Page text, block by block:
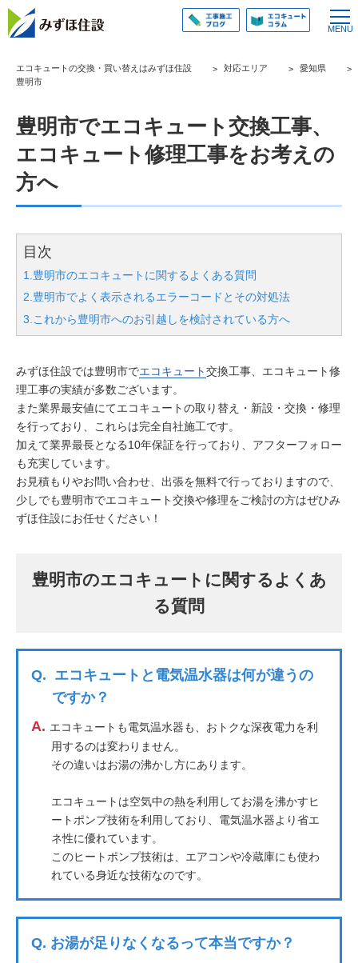
エコキュートの交換・買い替えはみずほ住設 対応エリア
愛知県
豊明市
豊明市でエコキュート交換工事、
エコキュート修理工事をお考えの
方へ
目次
1.豊明市のエコキュートに関するよくある質問
2.豊明市でよく表示されるエラーコードとその対処法
3.これから豊明市へのお引越しを検討されている方へ
みずほ住設では豊明市でエコキュート交換工事、エコキュート修
理工事の実績が多数ございます。
また業界最安値にてエコキュートの取り替え・新設・交換・修理
を行っており、これらは完全自社施工です。
加えて業界最長となる10年保証を行っており、アフターフォロー
も充実しています。
お見積もりやお問い合わせ、出張を無料で行っておりますので、
少しでも豊明市でエコキュート交換や修理をご検討の方はぜひみ
ずほ住設にお任せください！
豊明市のエコキュートに関するよくあ
る質問
Q. エコキュートと電気温水器は何が違うの
ですか？
A. エコキュートも電気温水器も、おトクな深夜電力を利
用するのは変わりません。
その違いはお湯の沸かし方にあります。
エコキュートは空気中の熱を利用してお湯を沸かすヒ
ートポンプ技術を利用しており、電気温水器より省エ
ネ性に優れています。
このヒートポンプ技術は、エアコンや冷蔵庫にも使わ
れている身近な技術なのです。
Q. お湯が足りなくなるって本当ですか？